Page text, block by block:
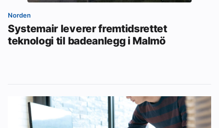
Norden
Systemair leverer fremtidsrettet
teknologi til badeanlegg i Malmö